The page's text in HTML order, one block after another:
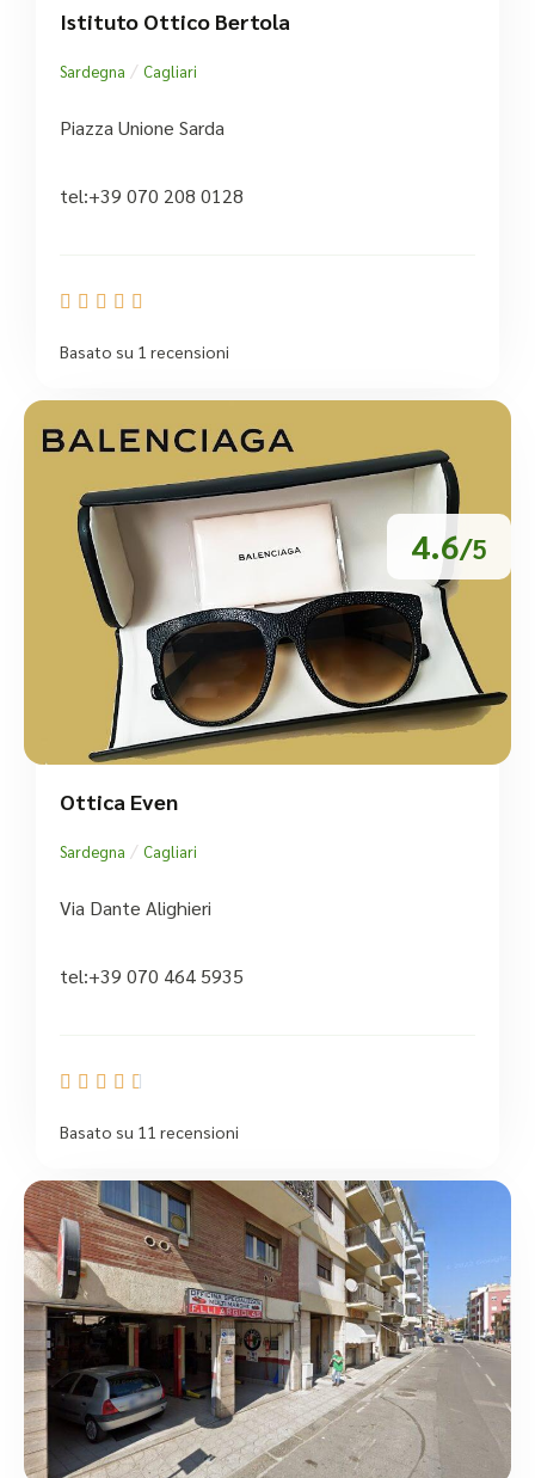
Istituto Ottico Bertola
Sardegna / Cagliari
Piazza Unione Sarda
tel:+39 070 208 0128
    
Basato su 1 recensioni
4.6/5
Ottica Even
Sardegna / Cagliari
Via Dante Alighieri
tel:+39 070 464 5935
    
Basato su 11 recensioni